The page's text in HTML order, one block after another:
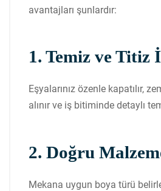
avantajları şunlardır:
1. Temiz ve Titiz
Eşyalarınız özenle kapatılır,
alınır ve iş bitiminde detaylı
2. Doğru
Mekana uygun boya türü